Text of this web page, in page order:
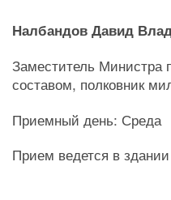
Налбандов Давид
Заместитель Министра
составом, полковник
Приемный день: Среда
Прием ведется в